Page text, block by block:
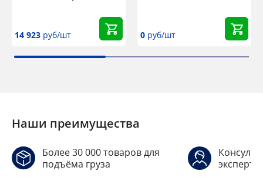
14 923 руб/шт 0 руб/шт
Наши преимущества
Более 30 000 товаров для
подъёма груза